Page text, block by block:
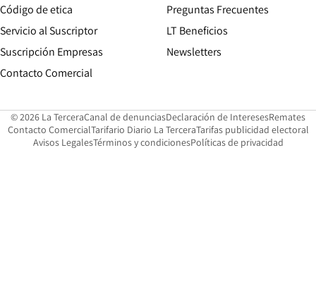
Código de etica Opens in new window
Servicio al Suscriptor
Suscripción Empresas
Contacto Comercial
Preguntas Frecuentes
LT Beneficios
Newsletters
© 2026 La TerceraCanal de denunciasOpens in new window
Declaración de InteresesOpens in
Remates
Contacto ComercialOpens in new window
Tarifario Diario La TerceraOpens in new window
Tarifas publicidad electoral
Avisos LegalesOpens in new window
Términos y condicionesPolíticas de privacidad